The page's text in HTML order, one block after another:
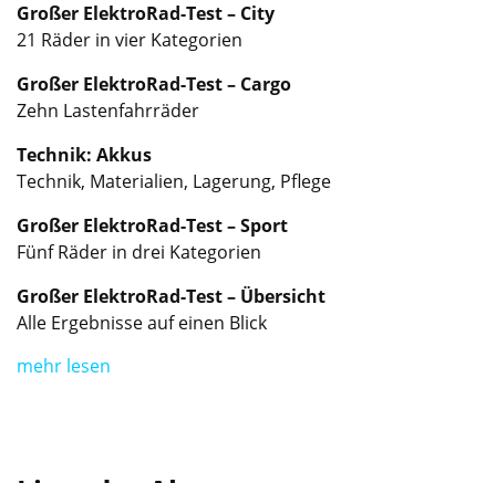
Großer ElektroRad-Test – City
21 Räder in vier Kategorien
Großer ElektroRad-Test – Cargo
Zehn Lastenfahrräder
Technik: Akkus
Technik, Materialien, Lagerung, Pflege
Großer ElektroRad-Test – Sport
Fünf Räder in drei Kategorien
Großer ElektroRad-Test – Übersicht
Alle Ergebnisse auf einen Blick
mehr lesen